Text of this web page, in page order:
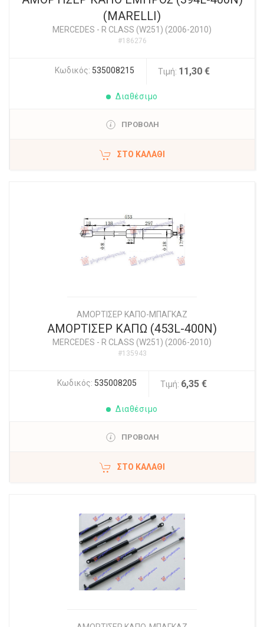
(MARELLI)
MERCEDES - R CLASS (W251) (2006-2010)
#186276
Κωδικός: 535008215 Τιμή: 11,30 €
Διαθέσιμο
ΠΡΟΒΟΛΗ
ΣΤΟ ΚΑΛΆΘΙ
ΑΜΟΡΤΙΣΕΡ ΚΑΠΟ-ΜΠΑΓΚΑΖ
ΑΜΟΡΤΙΣΕΡ ΚΑΠΩ (453L-400N)
MERCEDES - R CLASS (W251) (2006-2010)
#135943
Κωδικός: 535008205 Τιμή: 6,35 €
Διαθέσιμο
ΠΡΟΒΟΛΗ
ΣΤΟ ΚΑΛΆΘΙ